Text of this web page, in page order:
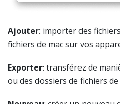
Ajouter: importer des
fichiers de mac sur vos
Exporter: transférez de
ou des dossiers de fichiers